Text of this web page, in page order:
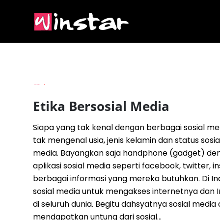
Etika Bersosial Media
Siapa yang tak kenal dengan berbagai sosial
tak mengenal usia, jenis kelamin dan status
media. Bayangkan saja handphone (gadget)
aplikasi sosial media seperti facebook, twitter,
berbagai informasi yang mereka butuhkan. Di
sosial media untuk mengakses internetnya
di seluruh dunia. Begitu dahsyatnya sosial
mendapatkan untung dari sosial...
Imam Budianto